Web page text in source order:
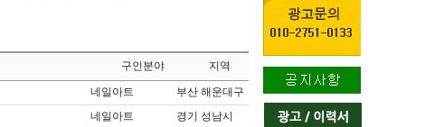
구인분야 지역
네일아트
부산 해운대구
네일아트
경기 성남시